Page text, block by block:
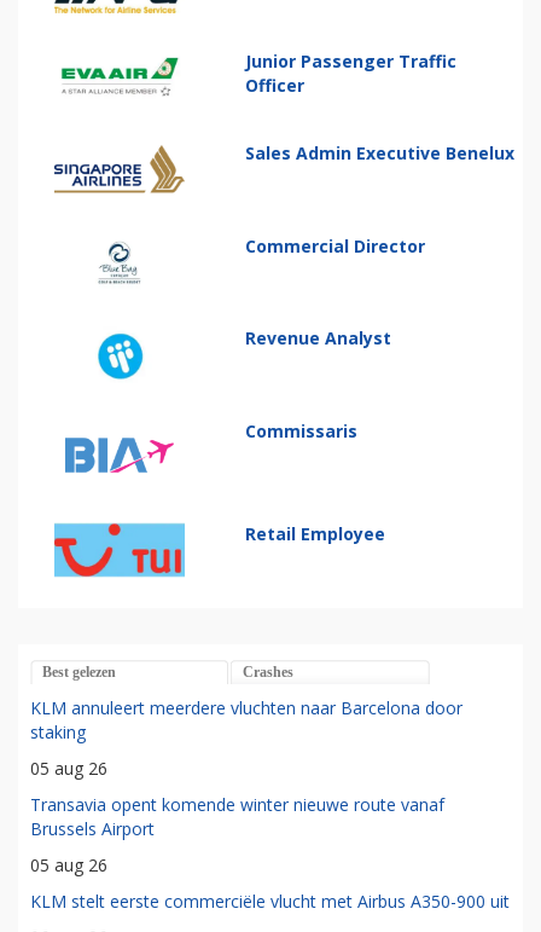
Junior Passenger Traffic
Officer
Sales Admin Executive Benelux
Commercial Director
Revenue Analyst
Commissaris
Retail Employee
Best gelezen Crashes
KLM annuleert meerdere vluchten naar Barcelona door
staking
05 aug 26
Transavia opent komende winter nieuwe route vanaf
Brussels Airport
05 aug 26
KLM stelt eerste commerciële vlucht met Airbus A350-900 uit